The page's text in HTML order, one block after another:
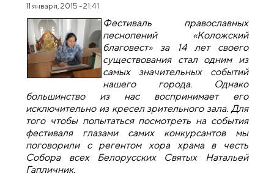
11 января, 2015 - 21:41
Фестиваль православных
песнопений «Коложский
благовест» за 14 лет своего
существования стал одним из
самых значительных событий
нашего города. Однако
большинство из нас воспринимает его
исключительно из кресел зрительного зала. Для
того чтобы попытаться посмотреть на события
фестиваля глазами самих конкурсантов мы
поговорили с регентом хора храма в честь
Собора всех Белорусских Святых Натальей
Гапличник.